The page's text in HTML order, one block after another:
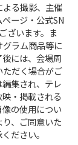
る撮影、主催
ージ・公式SN
ざいます。ま
ラム商品等に
には、会場周
だく場合がご
集され、テレ
・掲載される
の使用につい
、ご同意いた
ださい。